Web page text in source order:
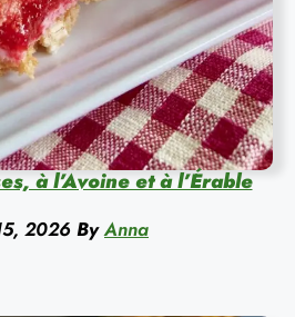
à l’Avoine et à l’Érable
2026 By Anna